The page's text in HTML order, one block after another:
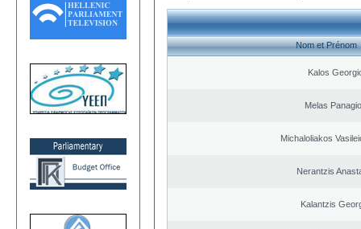
Nom et Prénom
Kalos
Melas
Michaloliakos
Nerantzis
Kalantzis